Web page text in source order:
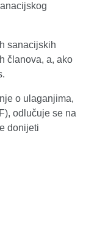
sanacijskih
članova, a, ako
o ulaganjima,
odlučuje se na
donijeti